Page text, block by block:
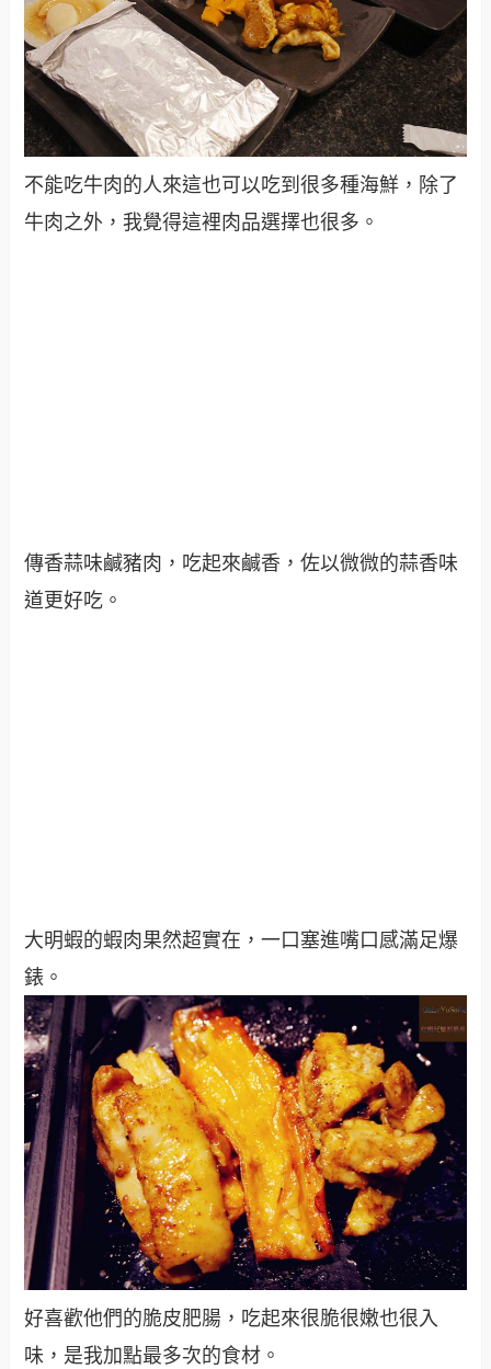
不能吃牛肉的人來這也可以吃到很多種海鮮，除了
牛肉之外，我覺得這裡肉品選擇也很多。
傳香蒜味鹹豬肉，吃起來鹹香，佐以微微的蒜香味
道更好吃。
大明蝦的蝦肉果然超實在，一口塞進嘴口感滿足爆
錶。
好喜歡他們的脆皮肥腸，吃起來很脆很嫩也很入
味，是我加點最多次的食材。